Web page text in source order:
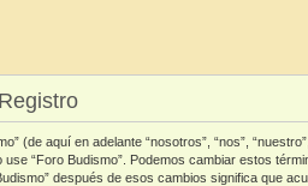
(de aquí en adelante “nosotros”, “nos”,
“Foro Budismo”. Podemos cambiar estos
después de esos cambios significa que